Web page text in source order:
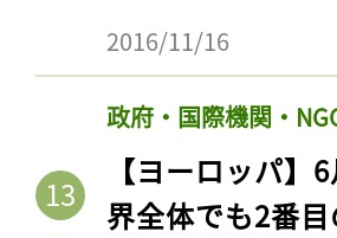
2016/11/16
政府・国際機関・
【ヨーロッパ
界全体でも2番